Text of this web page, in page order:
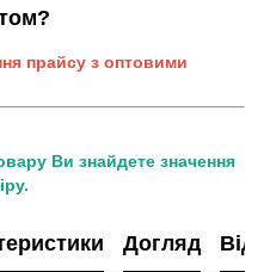
прайсу з оптовими
Ви знайдете значення
Догляд